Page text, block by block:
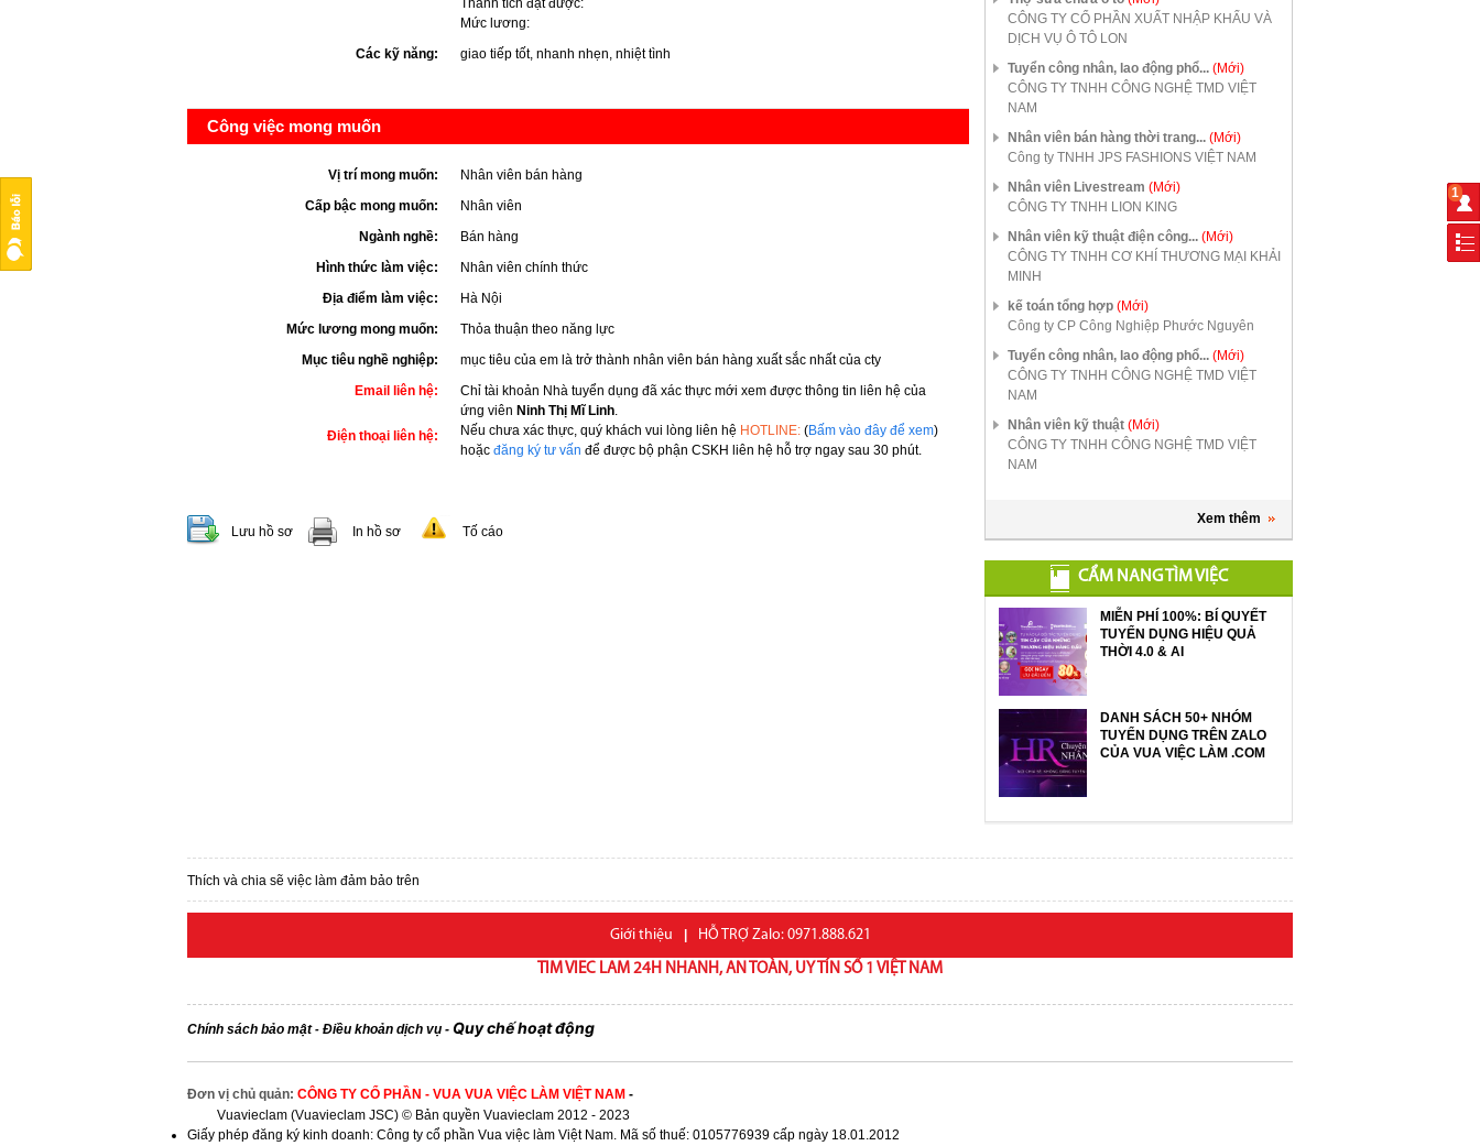
Thành tích đạt được:
Mức lương:
Các kỹ năng:
giao tiếp tốt, nhanh nhẹn, nhiệt tình
Công việc mong muốn
Vị trí mong muốn:
Nhân viên bán hàng
Cấp bậc mong muốn:
Nhân viên
Ngành nghề:
Bán hàng
Hình thức làm việc:
Nhân viên chính thức
Địa điểm làm việc:
Hà Nội
Mức lương mong muốn:
Thỏa thuận theo năng lực
Mục tiêu nghề nghiệp:
mục tiêu của em là trở thành nhân viên bán hàng xuất sắc nhất của cty
Email liên hệ:
Chỉ tài khoản Nhà tuyển dụng đã xác thực mới xem được thông tin liên hệ của
ứng viên Ninh Thị Mĩ Linh.
Nếu chưa xác thực, quý khách vui lòng liên hệ HOTLINE: (Bấm vào đây để xem)
hoặc đăng ký tư vấn để được bộ phận CSKH liên hệ hỗ trợ ngay sau 30 phút.
Điện thoại liên hệ:
Lưu hồ sơ In hồ sơ Tố cáo
CÔNG TY CỔ PHẦN XUẤT NHẬP KHẨU VÀ
DỊCH VỤ Ô TÔ LON
Tuyển công nhân, lao động phổ... (Mới)
CÔNG TY TNHH CÔNG NGHỆ TMD VIỆT
NAM
Nhân viên bán hàng thời trang... (Mới)
Công ty TNHH JPS FASHIONS VIỆT NAM
Nhân viên Livestream (Mới)
CÔNG TY TNHH LION KING
Nhân viên kỹ thuật điện công... (Mới)
CÔNG TY TNHH CƠ KHÍ THƯƠNG MẠI KHẢI
MINH
kế toán tổng hợp (Mới)
Công ty CP Công Nghiệp Phước Nguyên
Tuyển công nhân, lao động phổ... (Mới)
CÔNG TY TNHH CÔNG NGHỆ TMD VIỆT
NAM
Nhân viên kỹ thuật (Mới)
CÔNG TY TNHH CÔNG NGHỆ TMD VIỆT
NAM
Xem thêm
CẨM NANG TÌM VIỆC
MIỄN PHÍ 100%: BÍ QUYẾT
TUYỂN DỤNG HIỆU QUẢ
THỜI 4.0 & AI
DANH SÁCH 50+ NHÓM
TUYỂN DỤNG TRÊN ZALO
CỦA VUA VIỆC LÀM .COM
Thích và chia sẽ việc làm đảm bảo trên
Giới thiệu HỖ TRỢ Zalo: 0971.888.621
TIM VIEC LAM 24H NHANH, AN TOÀN, UY TÍN SỐ 1 VIỆT NAM
Chính sách bảo mật- Điều khoản dịch vụ - Quy chế hoạt động
Đơn vị chủ quản: CÔNG TY CỔ PHẦN - VUA VUA VIỆC LÀM VIỆT NAM -
Vuavieclam (Vuavieclam JSC) © Bản quyền Vuavieclam 2012 - 2023
Giấy phép đăng ký kinh doanh: Công ty cổ phần Vua việc làm Việt Nam. Mã số thuế: 0105776939 cấp ngày 18.01.2012
1